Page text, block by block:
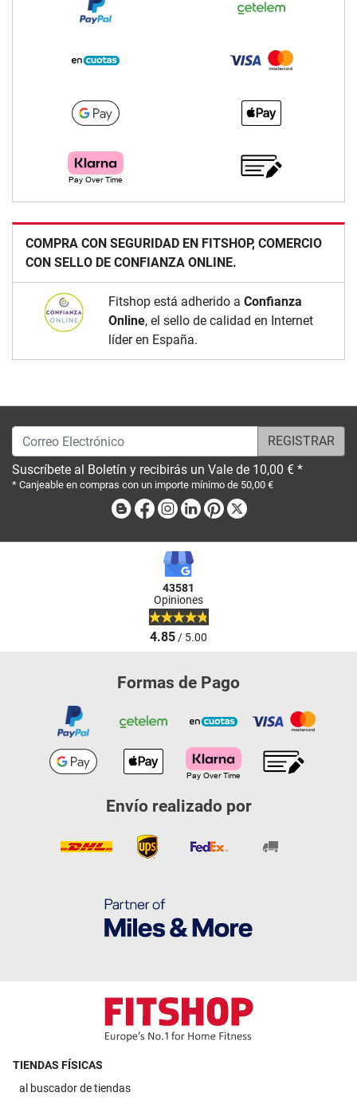
COMPRA CON SEGURIDAD EN FITSHOP, COMERCIO
CON SELLO DE CONFIANZA ONLINE.
Fitshop está adherido a Confianza
Online, el sello de calidad en Internet
líder en España.
Correo Electrónico
Suscríbete al Boletín y recibirás un Vale de 10,00 € *
* Canjeable en compras con un importe mínimo de 50,00 €
BlogFacebook
Instagram
LinkedinPinterest
43581
Opiniones
4.85/ 5.00
Formas de Pago
Envío realizado por
TIENDAS FÍSICAS
al buscador de tiendas